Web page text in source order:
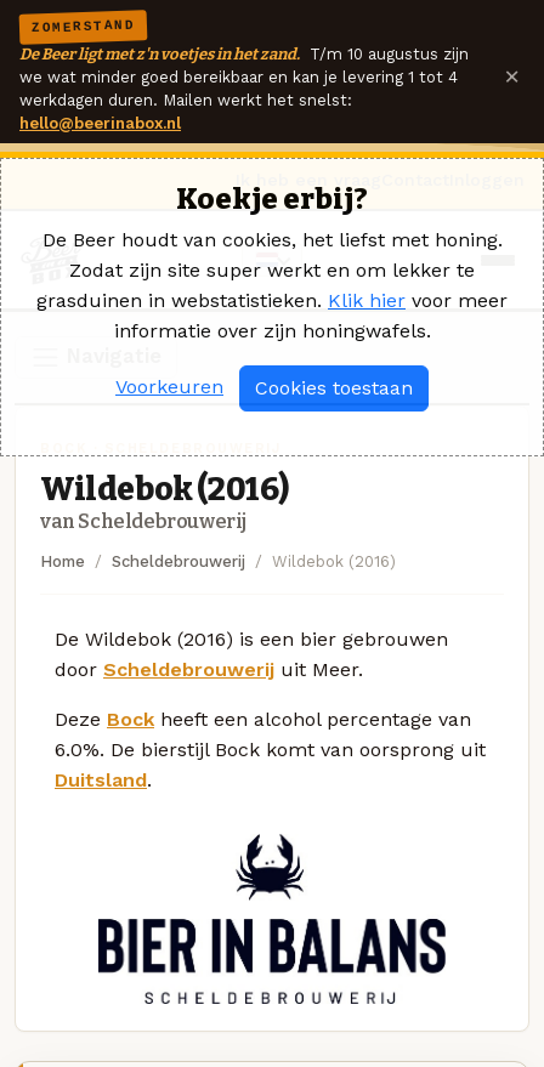
ZOMERSTAND
De Beer ligt met z'n voetjes in het zand. T/m 10 augustus zijn
we wat minder goed bereikbaar en kan je levering 1 tot 4
werkdagen duren. Mailen werkt het snelst:
hello@beerinabox.nl
×
Wildebok (2016)
van Scheldebrouwerij
Home Scheldebrouwerij Wildebok (2016)
De Wildebok (2016) is een bier gebrouwen
door Scheldebrouwerij uit Meer.
Deze Bock heeft een alcohol percentage van
6.0%. De bierstijl Bock komt van oorsprong uit
Duitsland.
Koekje erbij?
De Beer houdt van cookies, het liefst met honing.
Zodat zijn site super werkt en om lekker te
grasduinen in webstatistieken. Klik hier voor meer
informatie over zijn honingwafels.
Voorkeuren Cookies toestaan